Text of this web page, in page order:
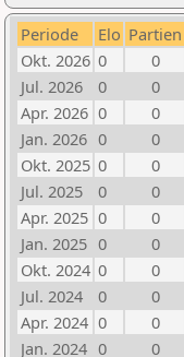
Periode Elo Partien
Okt. 2026 0 0
Jul. 2026
0 0
Apr. 2026 0 0
Jan. 2026 0 0
Okt. 2025 0 0
Jul. 2025
0 0
Apr. 2025 0 0
Jan. 2025 0 0
Okt. 2024 0 0
Jul. 2024
0 0
Apr. 2024 0 0
Jan. 2024 0 0